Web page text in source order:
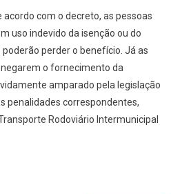
acordo com o decreto, as pessoas
uso indevido da isenção ou do
perder o benefício. Já as
o fornecimento da
amparado pela legislação
penalidades correspondentes,
Rodoviário Intermunicipal